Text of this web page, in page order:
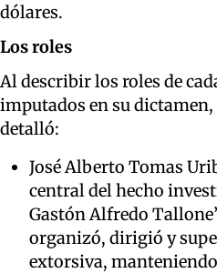
dólares.
Los roles
Al describir los roles de
imputados en su
detalló:
José Alberto Tomas
central del hecho
Gastón Alfredo
organizó, dirigió y
extorsiva,